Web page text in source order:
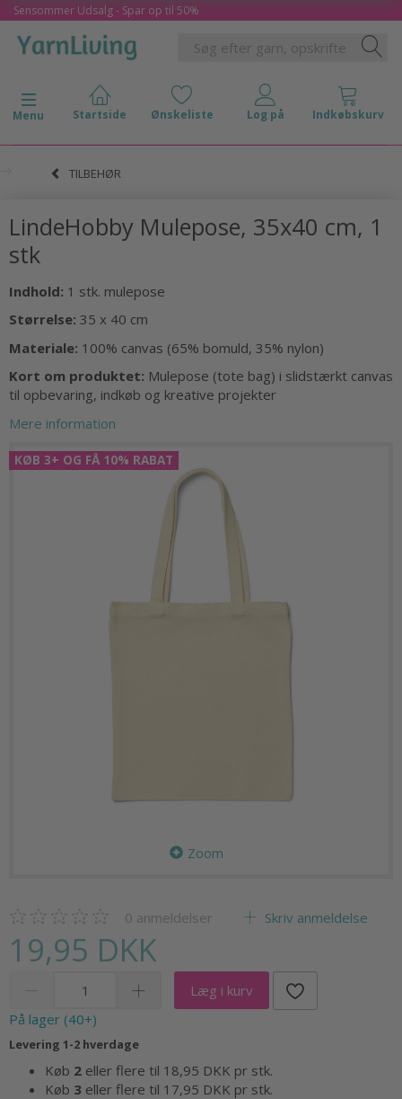
Sensommer Udsalg - Spar op til 50%
Skifte navigation
Menu
TILBEHØR
LindeHobby Mulepose, 35x40 cm, 1
stk
Indhold: 1 stk. mulepose
Størrelse: 35 x 40 cm
Materiale: 100% canvas (65% bomuld, 35% nylon)
Kort om produktet: Mulepose (tote bag) i slidstærkt canvas
til opbevaring, indkøb og kreative projekter
Mere information
KØB 3+ OG FÅ 10% RABAT
Zoom
0 anmeldelser Skriv anmeldelse
19,95 DKK
Læg i kurv
På lager (40+)
Levering 1-2 hverdage
Køb 2 eller flere til 18,95 DKK pr stk.
Køb 3 eller flere til 17,95 DKK pr stk.